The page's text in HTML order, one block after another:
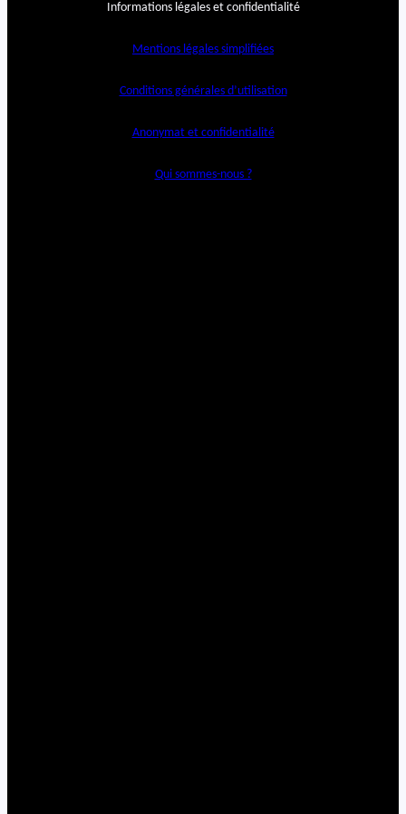
Informations légales et confidentialité
Mentions légales simplifiées
Conditions générales d’utilisation
Anonymat et confidentialité
Qui sommes-nous ?